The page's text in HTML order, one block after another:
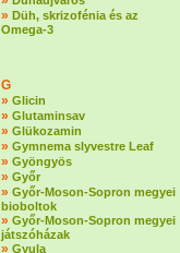
» Düh, skrizofénia és az
Omega-3
G
» Glicin
» Glutaminsav
» Glükozamin
» Gymnema slyvestre Leaf
» Gyöngyös
» Győr
» Győr-Moson-Sopron megyei
bioboltok
» Győr-Moson-Sopron megyei
játszóházak
» Gyula